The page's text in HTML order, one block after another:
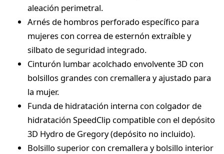
aleación perimetral.
Arnés de hombros perforado específico para
mujeres con correa de esternón extraíble y
silbato de seguridad integrado.
Cinturón lumbar acolchado envolvente 3D con
bolsillos grandes con cremallera y ajustado para
la mujer.
Funda de hidratación interna con colgador de
hidratación SpeedClip compatible con el depósito
3D Hydro de Gregory (depósito no incluido).
Bolsillo superior con cremallera y bolsillo interior